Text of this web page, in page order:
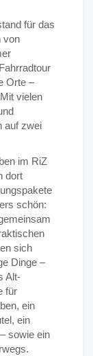
für das
von
Orte –
vielen
auf zwei
im RiZ
dort
schön:
sich
Dinge –
Alt-
für
ein
ein
sowie ein